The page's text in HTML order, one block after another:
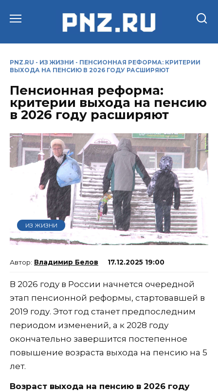
PNZ.RU - ИЗ ЖИЗНИ - ПЕНСИОННАЯ РЕФОРМА: КРИТЕРИИ
ВЫХОДА НА ПЕНСИЮ В 2026 ГОДУ РАСШИРЯЮТ
Пенсионная реформа:
критерии выхода на пенсию
в 2026 году расширяют
ИЗ ЖИЗНИ
Владимир Белов 17.12.2025 19:00
В 2026 году в России начнется очередной
этап пенсионной реформы, стартовавшей в
2019 году. Этот год станет предпоследним
периодом изменений, а к 2028 году
окончательно завершится постепенное
повышение возраста выхода на пенсию на 5
лет.
Возраст выхода на пенсию в 2026 году